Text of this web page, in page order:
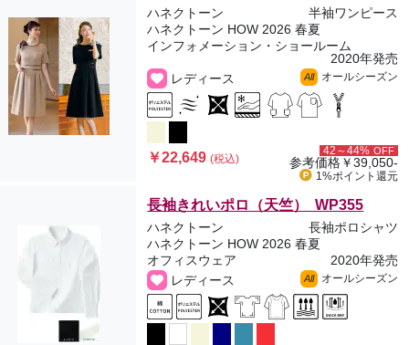
ハネクトーン
半袖ワンピース
ハネクトーン HOW 2026 春夏
インフォメーション・ショールーム
2020年発売
レディース
All オールシーズン
￥22,649(税込)
42～44% OFF
参考価格￥39,050-
1%ポイント 還元
長袖きれいポロ（天竺） WP355
ハネクトーン
長袖ポロシャツ
ハネクトーン HOW 2026 春夏
オフィスウェア
2020年発売
レディース
All オールシーズン